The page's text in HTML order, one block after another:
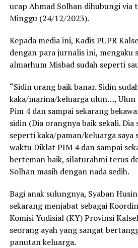
ucap Ahmad Solhan dihubungi via
Minggu (24/12/2023).
Kepada media ini, Kadis PUPR
dengan para jurnalis ini, mengaku
almarhum Misbad sudah seperti
“Sidin urang baik banar. Sidin
kaka/marina/keluarga ulun…, Ulun
Pim 4 dan sampai sekarang
sidin (Dia orangnya baik sekali. Dia
seperti kaka/paman/keluarga saya
waktu Diklat PIM 4 dan sampai
berteman baik, silaturahmi terus
Solhan masih dengan nada sedih.
Bagi anak sulungnya, Syaban
sekarang menjabat sebagai
Komisi Yudisial (KY) Provinsi
seorang ayah yang sangat
panutan keluarga.